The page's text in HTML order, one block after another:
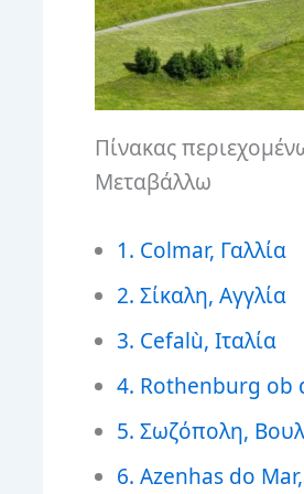
Πίνακας
Μεταβάλλω
1. Colmar, Γαλλία
2. Σίκαλη, Αγγλία
3. Cefalù, Ιταλία
4. Rothenburg ob
5. Σωζόπολη,
6. Azenhas do